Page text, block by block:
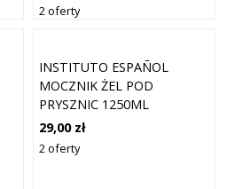
2 oferty
INSTITUTO ESPAÑOL
MOCZNIK ŻEL POD
PRYSZNIC 1250ML
29,00 zł
2 oferty